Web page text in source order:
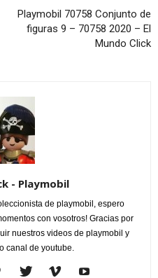
Playmobil 70758 Conjunto de
figuras 9 – 70758 2020 – El
Mundo Click
- Playmobil
de playmobil, espero
con vosotros! Gracias por
nuestros videos de playmobil y
canal de youtube.